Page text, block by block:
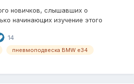
новичков, слышавших о
начинающих изучение этого
чего начать! Почти все, создав свою
же вопросы! Опытные
относятся с пони...
14
пневмоподвеска BMW e34